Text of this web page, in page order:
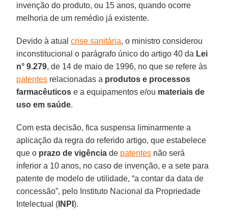
invenção do produto, ou 15 anos, quando ocorre
melhoria de um remédio já existente.
Devido à atualcrise sanitária, o ministro considerou
inconstitucional o parágrafo único do artigo 40 da Lei
n° 9.279, de 14 de maio de 1996, no que se refere às
patentes relacionadas a produtos e processos
farmacêuticos e a equipamentos e/ou materiais de
uso em saúde.
Com esta decisão, fica suspensa liminarmente a
aplicação da regra do referido artigo, que estabelece
que o prazo de vigência de patentes não será
inferior a 10 anos, no caso de invenção, e a sete para
patente de modelo de utilidade, “a contar da data de
concessão”, pelo Instituto Nacional da Propriedade
Intelectual ( INPI).